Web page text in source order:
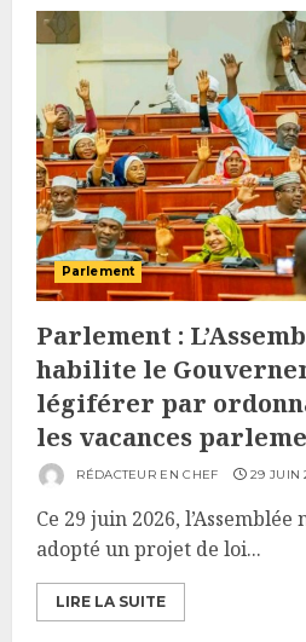
Parlement
Parlement :
habilite le
légiférer par
les vacances
RÉDACTEUR EN CHEF 29 JUIN
Ce 29 juin 2026,
adopté un projet de loi...
LIRE LA SUITE